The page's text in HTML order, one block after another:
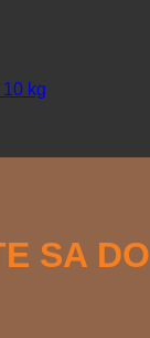
kg
SA DO